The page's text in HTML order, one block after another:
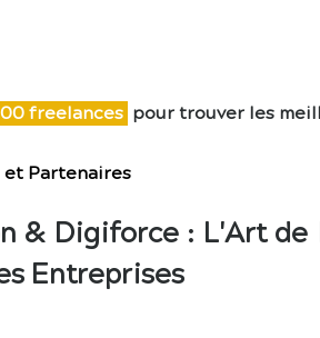
00 freelances pour trouver les
et Partenaires
& Digiforce : L'Art
Entreprises